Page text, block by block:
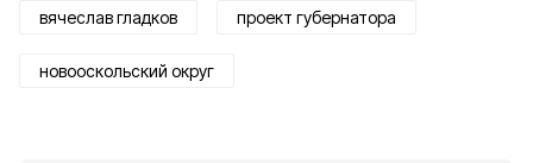
вячеслав гладков проект губернатора
новооскольский округ